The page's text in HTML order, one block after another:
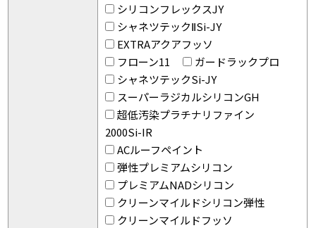
シリコンフレックスJY
シャネツテックⅡSi-JY
EXTRAアクアフッソ
フローン11
ガードラックプロ
シャネツテックSi-JY
スーパーラジカルシリコンGH
超低汚染プラチナリファイン
2000Si-IR
ACルーフペイント
弾性プレミアムシリコン
プレミアムNADシリコン
クリーンマイルドシリコン弾性
クリーンマイルドフッソ